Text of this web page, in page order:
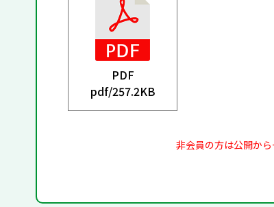
PDF
pdf/257.2KB
非会員の方は公開か